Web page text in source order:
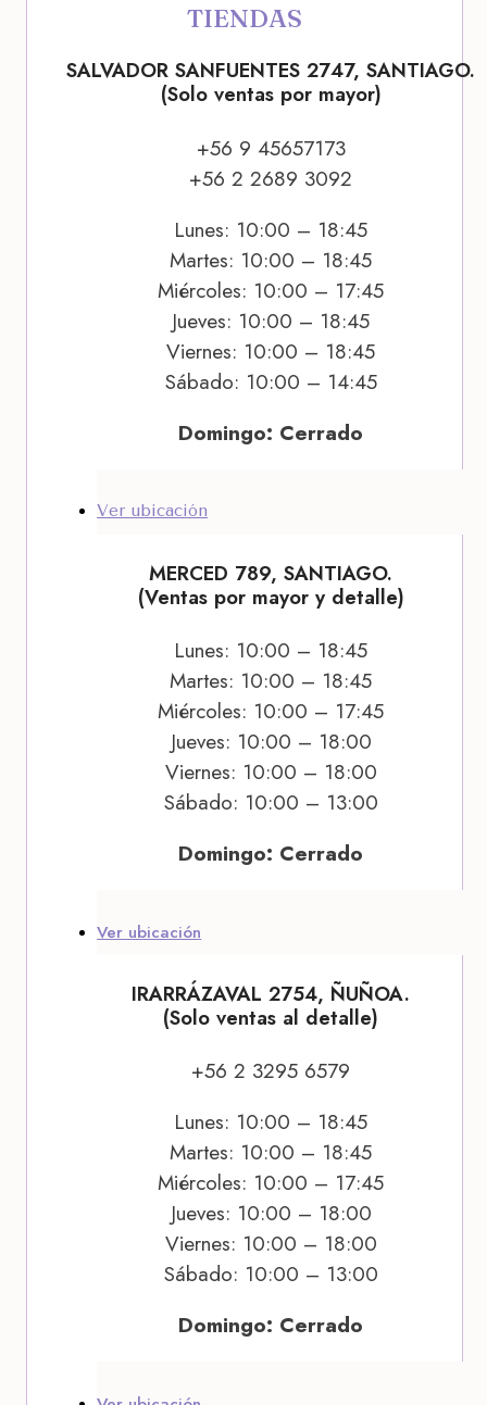
TIENDAS
SALVADOR SANFUENTES 2747, SANTIAGO.
(Solo ventas por mayor)
+56 9 45657173
+56 2 2689 3092
Lunes: 10:00 – 18:45
Martes: 10:00 – 18:45
Miércoles: 10:00 – 17:45
Jueves: 10:00 – 18:45
Viernes: 10:00 – 18:45
Sábado: 10:00 – 14:45
Domingo: Cerrado
Ver ubicación
MERCED 789, SANTIAGO.
(Ventas por mayor y detalle)
Lunes: 10:00 – 18:45
Martes: 10:00 – 18:45
Miércoles: 10:00 – 17:45
Jueves: 10:00 – 18:00
Viernes: 10:00 – 18:00
Sábado: 10:00 – 13:00
Domingo: Cerrado
Ver ubicación
IRARRÁZAVAL 2754, ÑUÑOA.
(Solo ventas al detalle)
+56 2 3295 6579
Lunes: 10:00 – 18:45
Martes: 10:00 – 18:45
Miércoles: 10:00 – 17:45
Jueves: 10:00 – 18:00
Viernes: 10:00 – 18:00
Sábado: 10:00 – 13:00
Domingo: Cerrado